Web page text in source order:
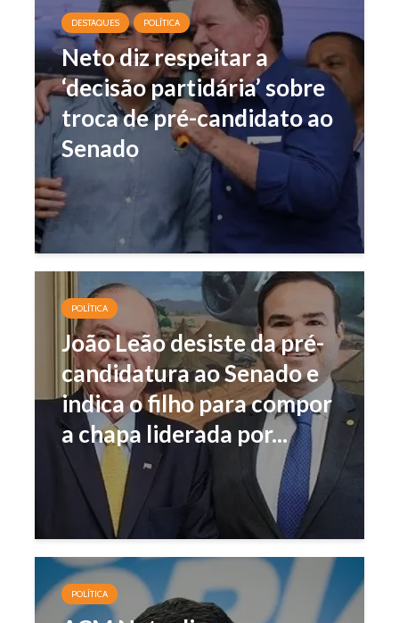
DESTAQUES POLÍTICA
Neto diz respeitar a
‘decisão partidária’ sobre
troca de pré-candidato ao
Senado
POLÍTICA
João Leão desiste da pré-
candidatura ao Senado e
indica o filho para compor
a chapa liderada por...
POLÍTICA